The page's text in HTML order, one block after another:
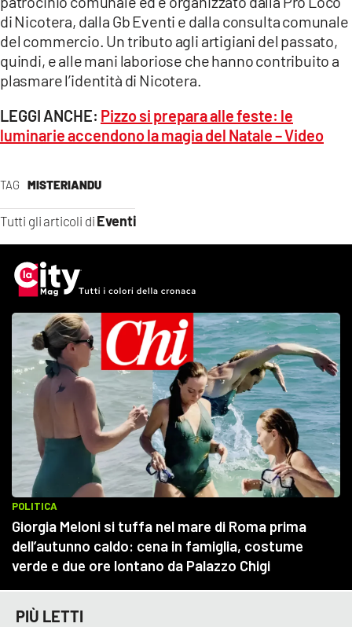
TAG MISTERIANDU
Tutti gli articoli di Eventi
di Nicotera, dalla Gb Eventi e dalla consulta comunale
del commercio. Un tributo agli artigiani del passato,
quindi, e alle mani laboriose che hanno contribuito a
plasmare l’identità di Nicotera.
LEGGI ANCHE: Pizzo si prepara alle feste: le
luminarie accendono la magia del Natale – Video
PIÙ LETTI